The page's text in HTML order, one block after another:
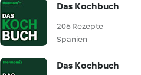
Das Kochbuch
206 Rezepte
Spanien
Das Kochbuch